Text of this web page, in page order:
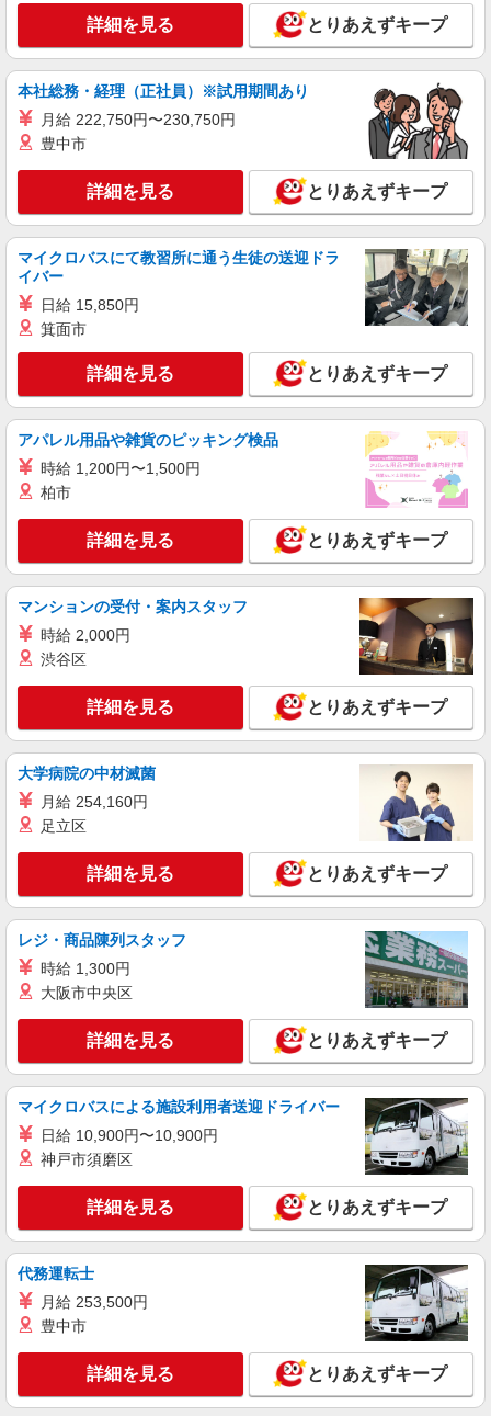
る） ★22時以降は平日時給の3割増！（22時以降
の勤務がある場合）
■サミットストア 新川崎店 神奈川県横浜市
鶴見区江ヶ崎町15-30
キープ 詳細を見る
サミットストア 新川崎店
スーパー店内総菜スタッフ
時給1225円 ★22時以降は平日時給の3割増！
（22時以降の勤務がある場合）
■サミットストア 新川崎店 神奈川県横浜市
キープ 詳細を見る
アルバイト パート
サミットストア 新川崎店
スーパー店内青果スタッフ
時給1225円 ★22時以降は平日時給の3割増！
■サミットストア 新川崎店 神奈川県横浜市
鶴見区江ヶ崎町15-30
キープ 詳細を見る
アルバイト パート
サミットストア 新川崎店
スーパー店内品出しスタッフ
時給1225円 ★22時以降は平日時給の3割増！
（22時以降の勤務がある場合）
■サミットストア 新川崎店 神奈川県横浜市
鶴見区江ヶ崎町15-30
詳細を見る
パート
サミットストア 新川崎店
■サミットストア 新川崎店 神奈川県横浜市
鶴見区江ヶ崎町15-30
キープ 詳細を見る
派遣社員
株式会社ウィズ
パーキングエリア内の売店スタッフ
時給1500円 ★月収例：189,000円⇒時給1500
円×実働6時間×21日と仮定
横浜市鶴見区
詳細を見る
詳細を見る とりあえずキープ
本社総務・経理（正社員）※試用期間あり
月給 222,750円〜230,750円
豊中市
詳細を見る とりあえずキープ
マイクロバスにて教習所に通う生徒の送迎ドラ
イバー
日給 15,850円
箕面市
詳細を見る とりあえずキープ
アパレル用品や雑貨のピッキング検品
時給 1,200円〜1,500円
柏市
詳細を見る とりあえずキープ
マンションの受付・案内スタッフ
時給 2,000円
渋谷区
詳細を見る とりあえずキープ
大学病院の中材滅菌
月給 254,160円
足立区
詳細を見る とりあえずキープ
レジ・商品陳列スタッフ
時給 1,300円
大阪市中央区
詳細を見る とりあえずキープ
マイクロバスによる施設利用者送迎ドライバー
日給 10,900円〜10,900円
神戸市須磨区
詳細を見る とりあえずキープ
代務運転士
月給 253,500円
豊中市
詳細を見る とりあえずキープ